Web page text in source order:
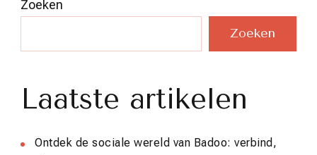
Zoeken
Zoeken
Laatste artikelen
Ontdek de sociale wereld van Badoo: verbind,